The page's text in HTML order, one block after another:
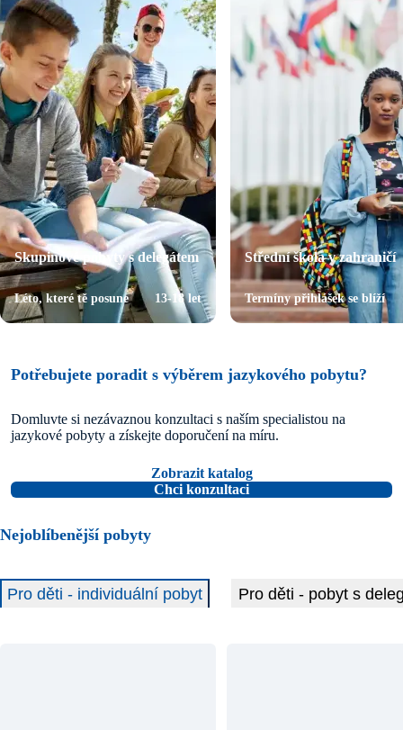
Skupinové pobyty s delegátem
Léto, které tě posune 13-18 let
Střední škola v zahraničí
Termíny přihlášek se blíží
Potřebujete poradit s výběrem jazykového pobytu?
Domluvte si nezávaznou konzultaci s naším specialistou na
jazykové pobyty a získejte doporučení na míru.
Zobrazit katalog
Chci konzultaci
Nejoblíbenější pobyty
Pro děti - individuální pobyt Pro děti - pobyt s